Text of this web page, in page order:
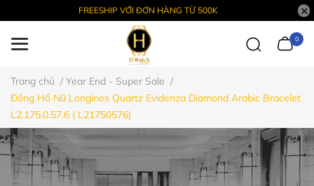
FREESHIP VỚI ĐƠN HÀNG TỪ 500K
0
Trang chủ / Year End - Super Sale /
Đồng Hồ Nữ Longines Quartz Evidenza Diamond Arabic Bracelet
L2.175.0.57.6 ( L21750576)